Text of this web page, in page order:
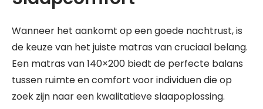
Wanneer het aankomt op een goede nachtrust, is
de keuze van het juiste matras van cruciaal belang.
Een matras van 140×200 biedt de perfecte balans
tussen ruimte en comfort voor individuen die op
zoek zijn naar een kwalitatieve slaapoplossing.